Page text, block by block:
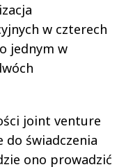
w czterech
jednym w
joint venture
do świadczenia
ono prowadzić